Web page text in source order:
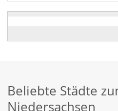
Beliebte Städte
Niedersachsen